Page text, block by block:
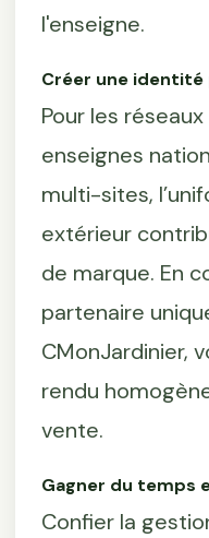
l'enseigne.
Créer une
Pour les
enseignes
multi-sites,
extérieur
de marque. En
partenaire
CMonJardinier,
rendu
vente.
Gagner du temps
Confier la